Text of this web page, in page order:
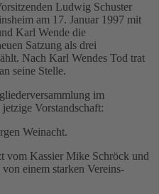
Ludwig Schuster
am 17. Januar 1997 mit
Karl Wende die
Satzung als drei
Nach Karl Wendes Tod trat
seine Stelle.
im
Vorstandschaft:
Weinacht.
vom Kassier Mike Schröck und
einem starken Vereins-